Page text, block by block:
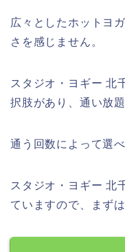
広々としたホットヨ
さを感じません。
スタジオ・ヨギー 北
択肢があり、通い放
通う回数によって選
スタジオ・ヨギー 北
ていますので、まず